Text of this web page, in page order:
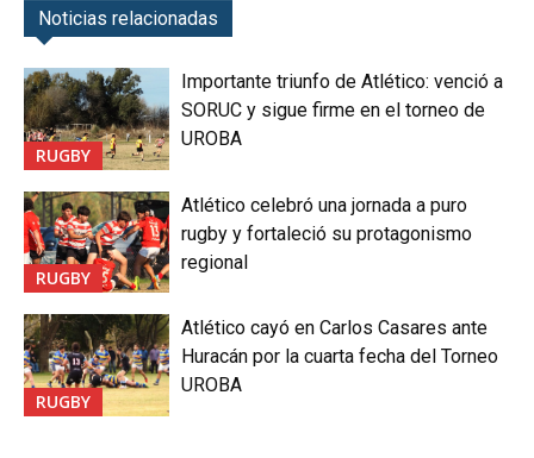
Noticias relacionadas
RUGBY
Importante triunfo de Atlético: venció a
SORUC y sigue firme en el torneo de
UROBA
RUGBY
Atlético celebró una jornada a puro
rugby y fortaleció su protagonismo
regional
RUGBY
Atlético cayó en Carlos Casares ante
Huracán por la cuarta fecha del Torneo
UROBA